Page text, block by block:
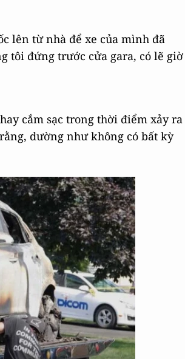
lên từ nhà để xe của mình đã
tôi đứng trước cửa gara, có lẽ giờ
cắm sạc trong thời điểm xảy ra
dường như không có bất kỳ